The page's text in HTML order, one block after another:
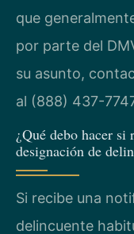
que
por parte del
su asunto,
al (888) 437-
¿Qué debo hacer
designación de
Si recibe una
delincuente